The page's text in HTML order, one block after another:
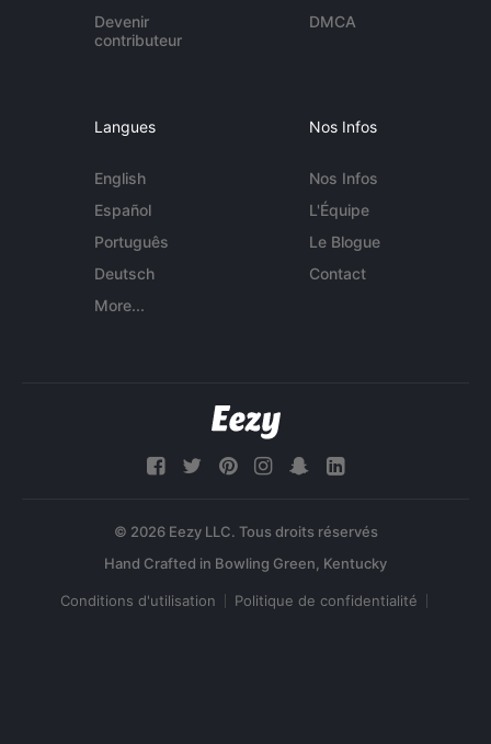
Devenir
contributeur
DMCA
Langues
English
Español
Português
Deutsch
More...
Nos Infos
Nos Infos
L'Équipe
Le Blogue
Contact
© 2026 Eezy LLC. Tous droits réservés
Conditions d'utilisation Politique de confidentialité